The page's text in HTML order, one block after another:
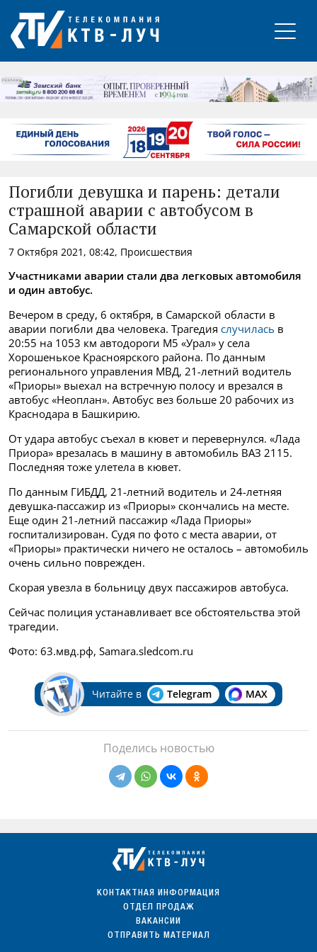
РЕКЛАМА
Погибли девушка и парень: детали
страшной аварии с автобусом в
Самарской области
7 Октября 2021, 08:42, Происшествия
Участниками аварии стали два легковых автомобиля
и один автобус.
Вечером в среду, 6 октября, в Самарской области в
аварии погибли два человека. Трагедия случилась в
20:55 на 1053 км автодороги М5 «Урал» у села
Хорошенькое Красноярского района. По данным
регионального управления МВД, 21-летний водитель
«Приоры» выехал на встречную полосу и врезался в
автобус «Неоплан». Автобус вез больше 20 рабочих из
Краснодара в Башкирию.
От удара автобус съехал в кювет и перевернулся. «Лада
Приора» врезалась в машину в автомобиль ВАЗ 2115.
Последняя тоже улетела в кювет.
По данным ГИБДД, 21-летний водитель и 24-летняя
девушка-пассажир из «Приоры» скончались на месте.
Еще один 21-летний пассажир «Лада Приоры»
госпитализирован. Судя по фото с места аварии, от
«Приоры» практически ничего не осталось – автомобиль
очень сильно поврежден.
Скорая увезла в больницу двух пассажиров автобуса.
Сейчас полиция устанавливает все обстоятельства этой
трагедии.
Фото: 63.мвд.рф, Samara.sledcom.ru
Читайте в Telegram MAX
Поделись новостью
КОНТАКТНАЯ ИНФОРМАЦИЯ
ОТДЕЛ ПРОДАЖ
ВАКАНСИИ
ОТПРАВИТЬ МАТЕРИАЛ